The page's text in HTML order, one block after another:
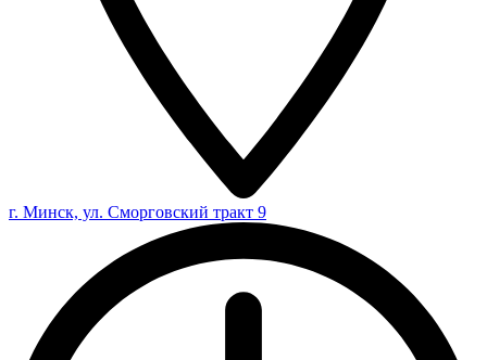
г. Минск, ул. Сморговский тракт 9